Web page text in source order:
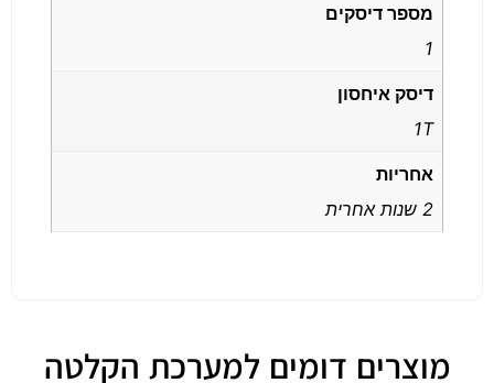
מספר דיסקים
1
דיסק איחסון
1T
אחריות
2 שנות אחרית
מוצרים דומים למערכת הקלטה